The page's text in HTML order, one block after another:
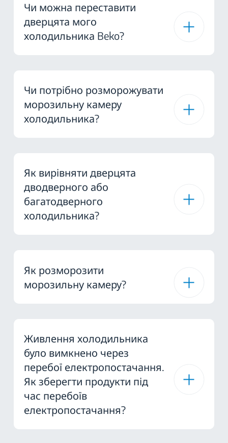
Чи можна переставити
дверцята мого
холодильника Beko?
Чи потрібно розморожувати
морозильну камеру
холодильника?
Як вирівняти дверцята
дводверного або
багатодверного
холодильника?
Як розморозити
морозильну камеру?
Живлення холодильника
було вимкнено через
перебої електропостачання.
Як зберегти продукти під
час перебоїв
електропостачання?